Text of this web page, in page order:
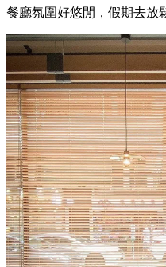
餐廳氛圍好悠閒，假期去放